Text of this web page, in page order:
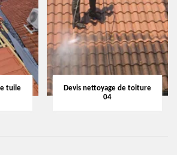
tuile
Devis nettoyage de toiture
04